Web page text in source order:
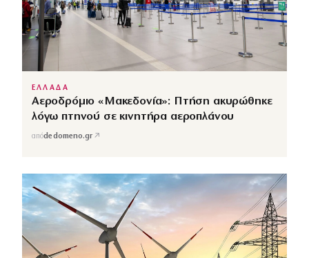
ΕΛΛΑΔΑ
Αεροδρόμιο «Μακεδονία»: Πτήση ακυρώθηκε
λόγω πτηνού σε κινητήρα αεροπλάνου
απόdedomeno.gr ↗